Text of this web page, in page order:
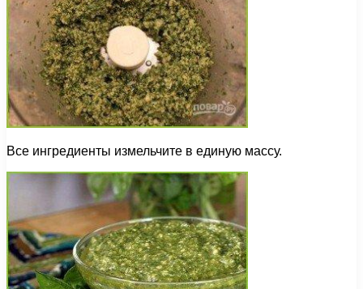
Все ингредиенты измельчите в единую массу.